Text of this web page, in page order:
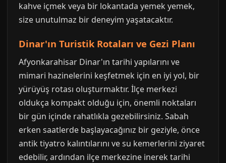
kahve içmek veya bir lokantada yemek yemek,
size unutulmaz bir deneyim yaşatacaktır.
Dinar'ın Turistik Rotaları ve Gezi Planı
Afyonkarahisar Dinar'ın tarihi yapılarını ve
mimari hazinelerini keşfetmek için en iyi yol, bir
yürüyüş rotası oluşturmaktır. İlçe merkezi
oldukça kompakt olduğu için, önemli noktaları
bir gün içinde rahatlıkla gezebilirsiniz. Sabah
erken saatlerde başlayacağınız bir geziyle, önce
antik tiyatro kalıntılarını ve su kemerlerini ziyaret
edebilir, ardından ilçe merkezine inerek tarihi